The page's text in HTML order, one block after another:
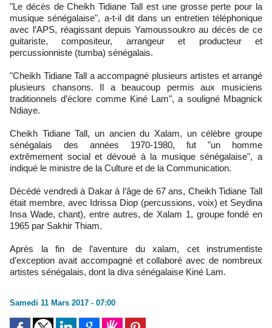
"Le décès de Cheikh Tidiane Tall est une grosse perte pour la
musique sénégalaise", a-t-il dit dans un entretien téléphonique
avec l’APS, réagissant depuis Yamoussoukro au décès de ce
guitariste, compositeur, arrangeur et producteur et
percussionniste (tumba) sénégalais.
"Cheikh Tidiane Tall a accompagné plusieurs artistes et arrangé
plusieurs chansons. Il a beaucoup permis aux musiciens
traditionnels d’éclore comme Kiné Lam", a souligné Mbagnick
Ndiaye.
Cheikh Tidiane Tall, un ancien du Xalam, un célèbre groupe
sénégalais des années 1970-1980, fut "un homme
extrêmement social et dévoué à la musique sénégalaise", a
indiqué le ministre de la Culture et de la Communication.
Décédé vendredi à Dakar à l’âge de 67 ans, Cheikh Tidiane Tall
était membre, avec Idrissa Diop (percussions, voix) et Seydina
Insa Wade, chant), entre autres, de Xalam 1, groupe fondé en
1965 par Sakhir Thiam.
Après la fin de l’aventure du xalam, cet instrumentiste
d’exception avait accompagné et collaboré avec de nombreux
artistes sénégalais, dont la diva sénégalaise Kiné Lam.
Samedi 11 Mars 2017 - 07:00